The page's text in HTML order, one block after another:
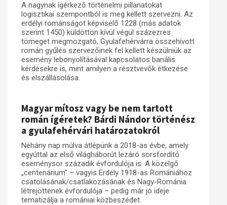
A nagynak ígérkező történelmi pillanatokat
logisztikai szempontból is meg kellett szervezni. Az
erdélyi románságot képviselő 1228 (más adatok
szerint 1450) küldöttön kívül végül százezres
tömeget megmozgató, Gyulafehérvárra összehívott
román gyűlés szervezőinek fel kellett készülniük az
esemény lebonyolításával kapcsolatos banális
kérdésekre is, mint amilyen a résztvevők étkezése
és elszállásolása.
Magyar mítosz vagy be nem tartott
román ígéretek? Bárdi Nándor történész
a gyulafehérvári határozatokról
Néhány nap múlva átlépünk a 2018-as évbe, amely
egyúttal az első világháborút lezáró sorsfordító
eseménysor századik évfordulója is. A közelgő
„centenárium” – vagyis Erdély 1918-as Romániához
csatolásának/csatlakozásának és Nagy-Románia
létrejöttének évfordulója – pedig már jó ideje
tematizálja a romániai közbeszédet.